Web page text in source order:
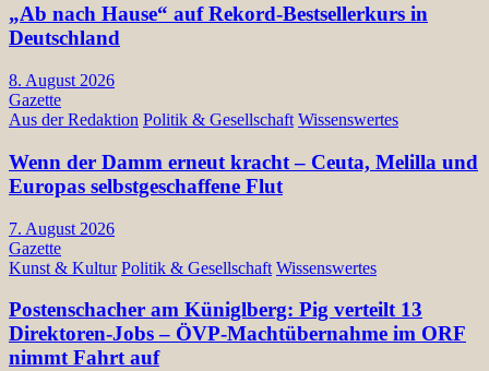
„Ab nach Hause“ auf Rekord-Bestsellerkurs in
Deutschland
8. August 2026
Gazette
Aus der Redaktion Politik & Gesellschaft Wissenswertes
Wenn der Damm erneut kracht – Ceuta, Melilla und
Europas selbstgeschaffene Flut
7. August 2026
Gazette
Kunst & Kultur Politik & Gesellschaft Wissenswertes
Postenschacher am Küniglberg: Pig verteilt 13
Direktoren-Jobs – ÖVP-Machtübernahme im ORF
nimmt Fahrt auf